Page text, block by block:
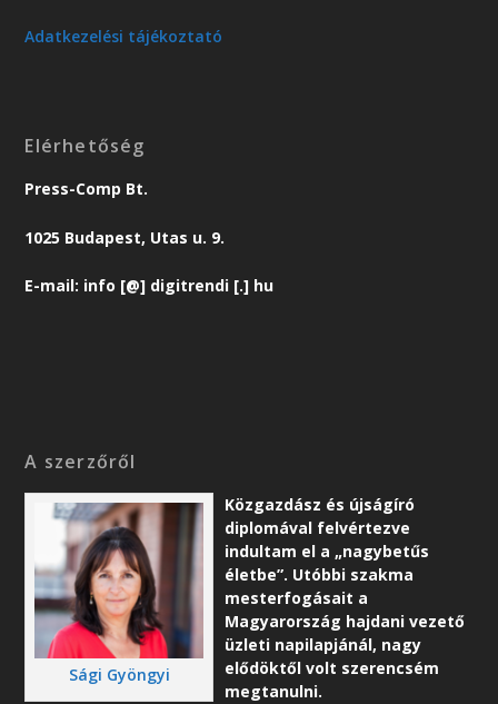
Adatkezelési tájékoztató
Elérhetőség
Press-Comp Bt.
1025 Budapest, Utas u. 9.
E-mail: info [@] digitrendi [.] hu
A szerzőről
Sági Gyöngyi
Közgazdász és újságíró
diplomával felvértezve
indultam el a „nagybetűs
életbe”. Utóbbi szakma
mesterfogásait a
Magyarország hajdani vezető
üzleti napilapjánál, nagy
elődöktől volt szerencsém
megtanulni.